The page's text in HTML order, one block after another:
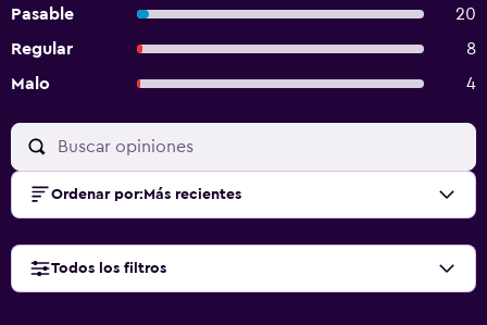
Pasable
20
Regular
8
Malo
4
Ordenar por: Más recientes
Todos los filtros